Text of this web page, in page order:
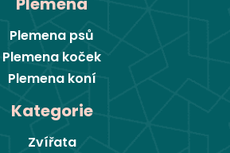
Plemena psů
Plemena koček
Plemena koní
Kategorie
Zvířata